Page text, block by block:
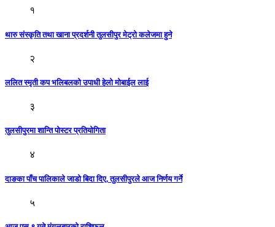
१
थारु संस्कृति तथा खाना प्रदर्शनी तुलसीपुर मेट्रो कलेजमा हुने
२
ललित स्मृती कप भलिबलको उपाधी हेलो मोबाईल लाई
३
तुलसीपुरमा शान्ति पोस्टर प्रतियोगिता
४
दाङका पाँच पालिकाले जाडो बिदा दिए, तुलसीपुरले आज निर्णय गर्ने
५